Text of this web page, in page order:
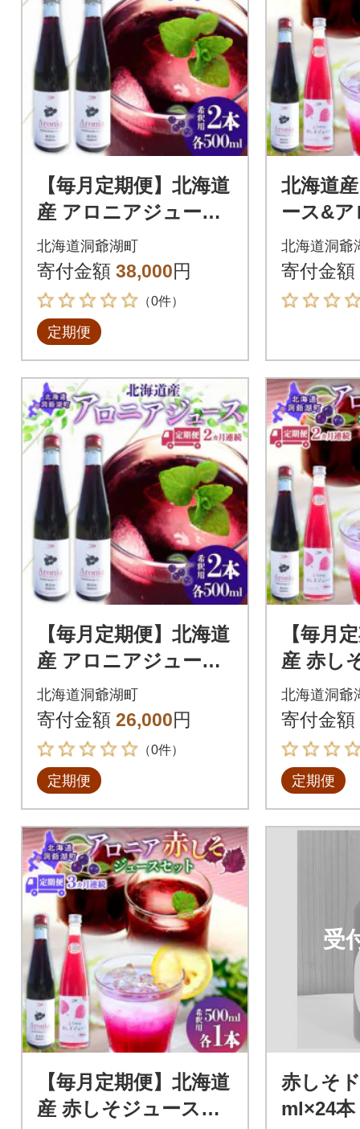
【毎月定期便】北海道
産 アロニアジュース
希釈用[500ml×2本]全3
回
北海道洞爺湖町
寄付金額 38,000円
（0件）
定期便
北海道
ース&
ス
比べ セ
北海道洞爺
寄付金額
【毎月定期便】北海道
産 アロニアジュース
希釈用[500ml×2本]全2
回
北海道洞爺湖町
寄付金額 26,000円
（0件）
定期便
【毎月
産 赤し
アロニ
0ml 各1
北海道洞爺
寄付金額
定期便
【毎月定期便】北海道
産 赤しそジュース&
受
赤しそ
ml×24本